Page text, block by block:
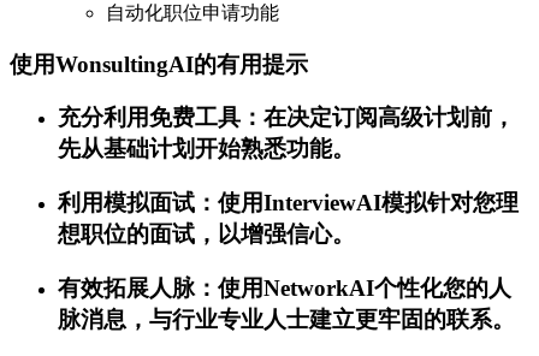
自动化职位申请功能
使用WonsultingAI的有用提示
充分利用免费工具：在决定订阅高级计划前，
先从基础计划开始熟悉功能。
利用模拟面试：使用InterviewAI模拟针对您理
想职位的面试，以增强信心。
有效拓展人脉：使用NetworkAI个性化您的人
脉消息，与行业专业人士建立更牢固的联系。